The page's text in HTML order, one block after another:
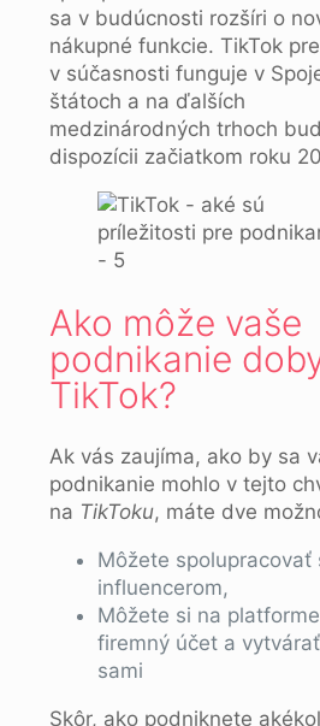
sa v budúcnosti rozšíri o
nákupné funkcie. TikTok
v súčasnosti funguje v
štátoch a na ďalších
medzinárodných trhoch
dispozícii začiatkom roku
Ako môže vaše
podnikanie
TikTok?
Ak vás zaujíma, ako by sa
podnikanie mohlo v tejto
na TikToku, máte dve
Môžete spolupracovať
influencerom,
Môžete si na
firemný účet a
sami
Skôr, ako podniknete